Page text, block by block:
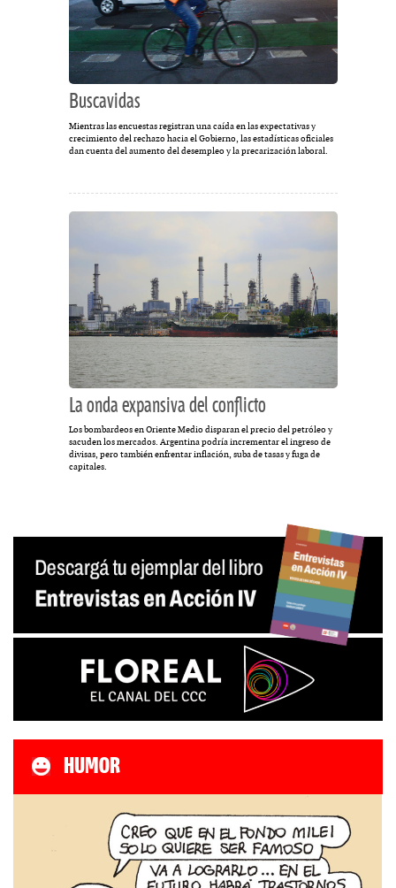
Buscavidas
Mientras las encuestas registran una caída en las expectativas y
crecimiento del rechazo hacia el Gobierno, las estadísticas oficiales
dan cuenta del aumento del desempleo y la precarización laboral.
La onda expansiva del conflicto
Los bombardeos en Oriente Medio disparan el precio del petróleo y
sacuden los mercados. Argentina podría incrementar el ingreso de
divisas, pero también enfrentar inflación, suba de tasas y fuga de
capitales.
HUMOR